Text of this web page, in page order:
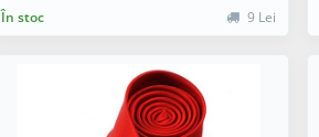
În stoc 9 Lei